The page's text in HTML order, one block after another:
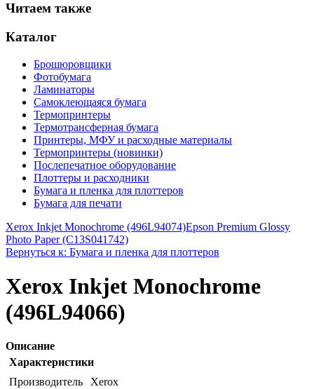
Читаем также
Каталог
Брошюровщики
Фотобумага
Ламинаторы
Самоклеющаяся бумага
Термопринтеры
Термотрансферная бумага
Принтеры, МФУ и расходные материалы
Термопринтеры (новинки)
Послепечатное оборудование
Плоттеры и расходники
Бумага и пленка для плоттеров
Бумага для печати
Xerox Inkjet Monochrome (496L94074)Epson Premium Glossy
Photo Paper (C13S041742)
Вернуться к: Бумага и пленка для плоттеров
Xerox Inkjet Monochrome
(496L94066)
Описание
Характеристики
Производитель
Xerox